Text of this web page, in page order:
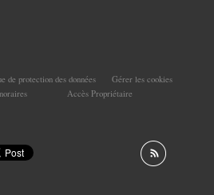
de protection des données
Gérer les cookies
Accès Propriétaire